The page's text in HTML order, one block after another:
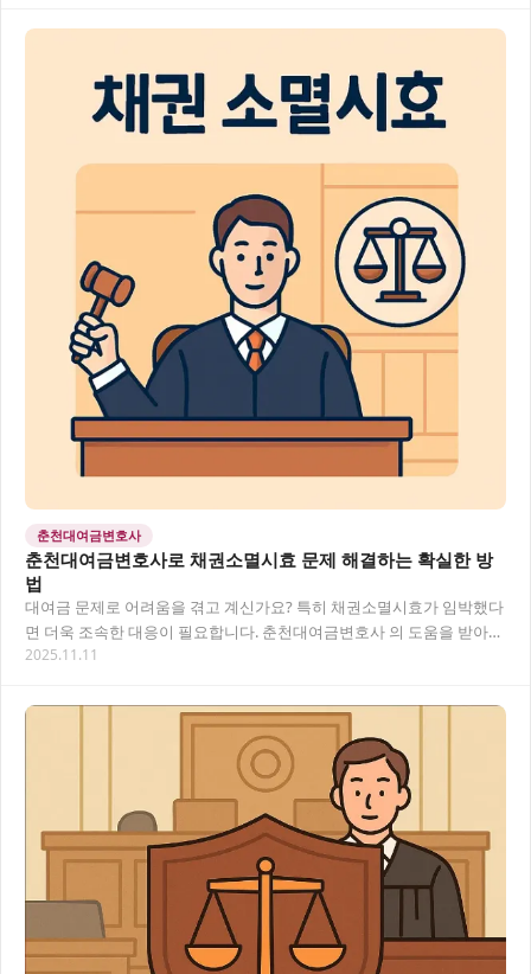
춘천대여금변호사
춘천대여금변호사로 채권소멸시효 문제 해결하는 확실한 방
법
대여금 문제로 어려움을 겪고 계신가요? 특히 채권소멸시효가 임박했다
면 더욱 조속한 대응이 필요합니다. 춘천대여금변호사 의 도움을 받아
효과적인 해결책을 찾고, 소멸시효로 인한 권리…
2025.11.11